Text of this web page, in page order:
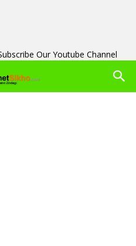
Our Youtube Channel